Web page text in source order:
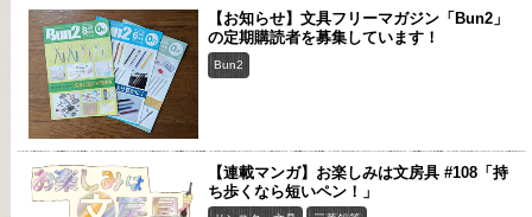
【お知らせ】文具フリーマガジン「Bun2」
の定期購読者を募集しています！
Bun2
【連載マンガ】お楽しみは文房具 #108「持
ち歩くなら短いペン！」